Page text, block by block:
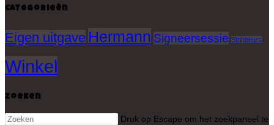
Categorieën
Eigen uitgave Hermann Signeersessie Stripbeurs
Winkel
Zoeken
Druk op Escape om het zoekpaneel te